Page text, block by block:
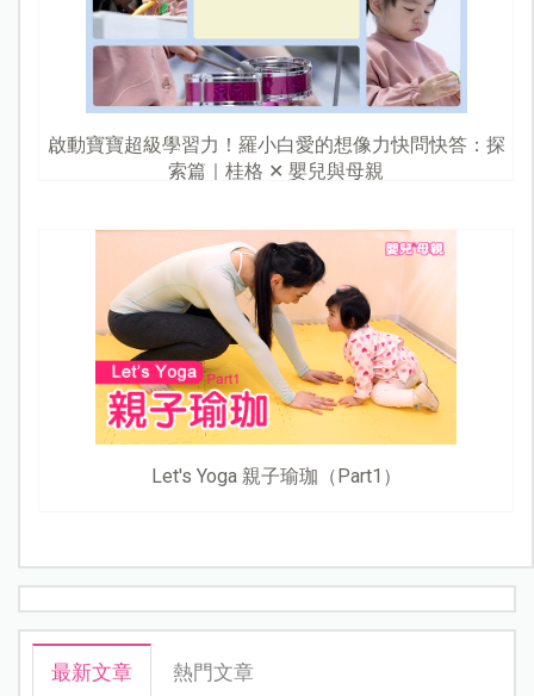
啟動寶寶超級學習力！羅小白愛的想像力快問快答：探
索篇｜桂格 ✕ 嬰兒與母親
Let's Yoga 親子瑜珈（Part1）
最新文章 熱門文章